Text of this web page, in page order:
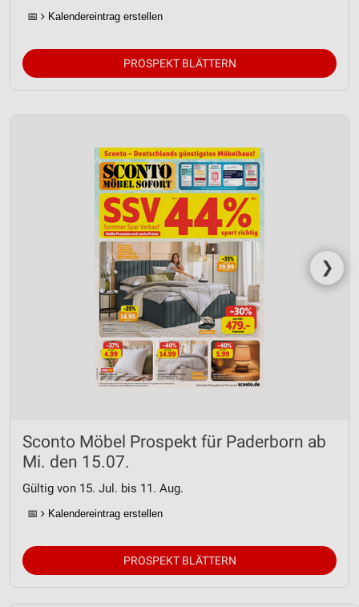
📅 Kalendereintrag erstellen
PROSPEKT BLÄTTERN
❯
Sconto Möbel Prospekt für Paderborn ab
Mi. den 15.07.
Gültig von 15. Jul. bis 11. Aug.
📅 Kalendereintrag erstellen
PROSPEKT BLÄTTERN
Informationen identifizieren
Nicht-IAB-Verarbeitungszwecke: